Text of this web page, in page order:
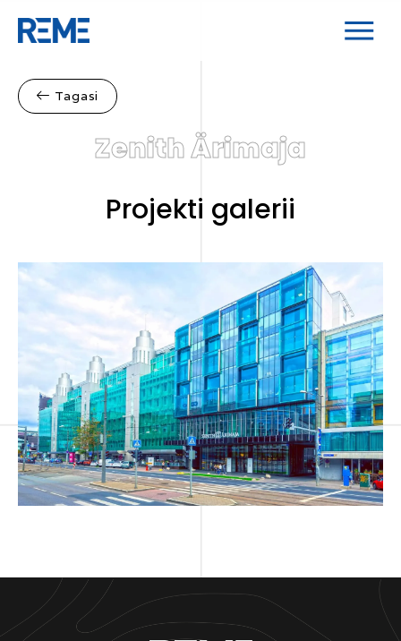
Tagasi
Zenith Ärimaja
Projekti galerii